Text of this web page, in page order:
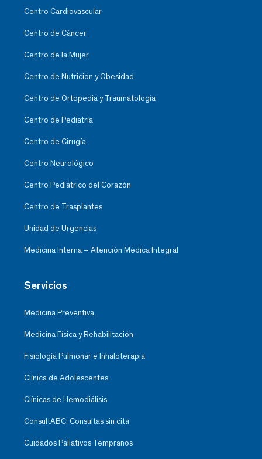
Centro Cardiovascular
Centro de Cáncer
Centro de la Mujer
Centro de Nutrición y Obesidad
Centro de Ortopedia y Traumatología
Centro de Pediatría
Centro de Cirugía
Centro Neurológico
Centro Pediátrico del Corazón
Centro de Trasplantes
Unidad de Urgencias
Medicina Interna – Atención Médica Integral
Servicios
Medicina Preventiva
Medicina Física y Rehabilitación
Fisiología Pulmonar e Inhaloterapia
Clínica de Adolescentes
Clínicas de Hemodiálisis
ConsultABC: Consultas sin cita
Cuidados Paliativos Tempranos